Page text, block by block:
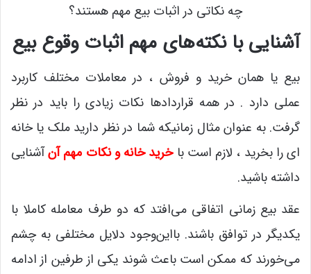
چه نکاتی در اثبات بیع مهم هستند؟
آشنایی با نکته‌های مهم اثبات وقوع بیع
بیع یا همان خرید و فروش ، در معاملات مختلف کاربرد
عملی دارد . در همه قراردادها نکات زیادی را باید در نظر
گرفت. به عنوان مثال زمانیکه شما در نظر دارید ملک یا خانه
ای را بخرید ، لازم است باخرید خانه و نکات مهم آنآشنایی
داشته باشید.
عقد بیع زمانی اتفاقی می‌افتد که دو طرف معامله کاملا با
یکدیگر در توافق باشند. بااین‌وجود دلایل مختلفی به چشم
می‌خورند که ممکن است باعث شوند یکی از طرفین از ادامه